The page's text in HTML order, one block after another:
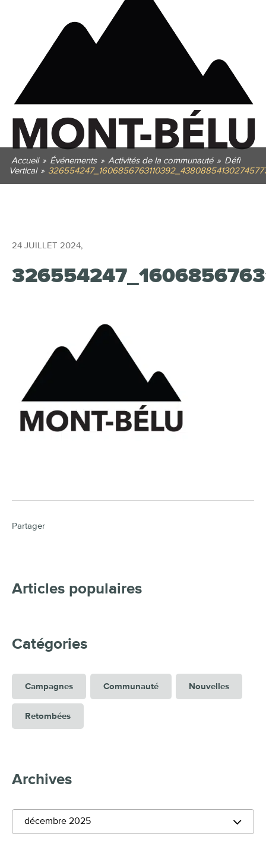
Accueil » Événements » Activités de la communauté » Défi
Vertical »
24 JUILLET 2024,
Partager
Articles populaires
Catégories
Campagnes Communauté Nouvelles
Retombées
Archives
décembre 2025